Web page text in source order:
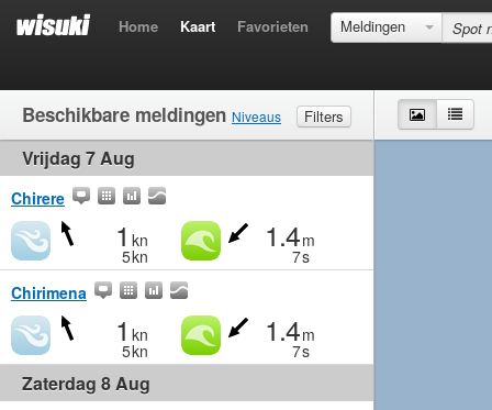
Home Kaart Favorieten Meldingen
Beschikbare meldingen Niveaus
Filters
Wind
Golven
Vrijdag 7 Aug
Chirere
1 kn
5kn
1.4m
7s
Chirimena
1 kn
5kn
1.4m
7s
Zaterdag 8 Aug
Kaart